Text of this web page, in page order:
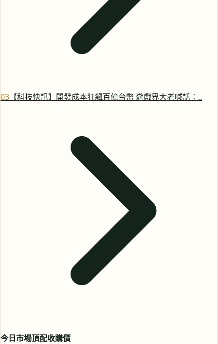
03 【科技快訊】開發成本狂飆百億台幣 遊戲界大老喊話：..
今日市場頂配收購價